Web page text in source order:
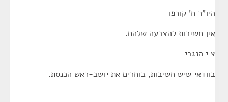
היו"ר ח' קורפו
אין חשיבות להצבעה שלהם.
צ י הנגבי
בוודאי שיש חשיבות, בוחרים את יושב-ראש הכנסת.